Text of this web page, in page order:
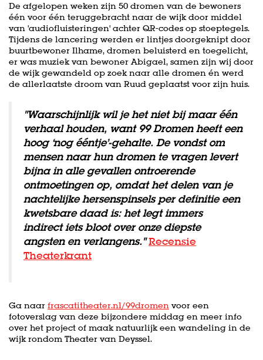
De afgelopen weken zijn 50 dromen van de bewoners
één voor één teruggebracht naar de wijk door middel
van 'audiofluisteringen' achter QR-codes op stoeptegels.
Tijdens de lancering werden er lintjes doorgeknipt door
buurtbewoner Ilhame, dromen beluisterd en toegelicht,
er was muziek van bewoner Abigael, samen zijn wij door
de wijk gewandeld op zoek naar alle dromen én werd
de allerlaatste droom van Ruud geplaatst voor zijn huis.
''Waarschijnlijk wil je het niet bij maar één
verhaal houden, want 99 Dromen heeft een
hoog ‘nog ééntje’-gehalte. De vondst om
mensen naar hun dromen te vragen levert
bijna in alle gevallen ontroerende
ontmoetingen op, omdat het delen van je
nachtelijke hersenspinsels per definitie een
kwetsbare daad is: het legt immers
indirect iets bloot over onze diepste
angsten en verlangens.'' Recensie
Theaterkrant
Ga naar frascatitheater.nl/99dromenvoor een
fotoverslag van deze bijzondere middag en meer info
over het project of maak natuurlijk een wandeling in de
wijk rondom Theater van Deyssel.